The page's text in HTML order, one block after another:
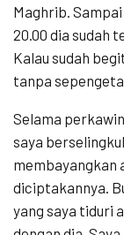
Maghrib.
20.00 dia sudah
Kalau sudah
tanpa
Selama
saya
membayangkan
diciptakannya.
yang saya tiduri